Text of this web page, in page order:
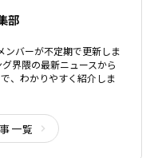
部
ンバーが不定期で更新しま
界隈の最新ニュースから
、わかりやすく紹介しま
一覧